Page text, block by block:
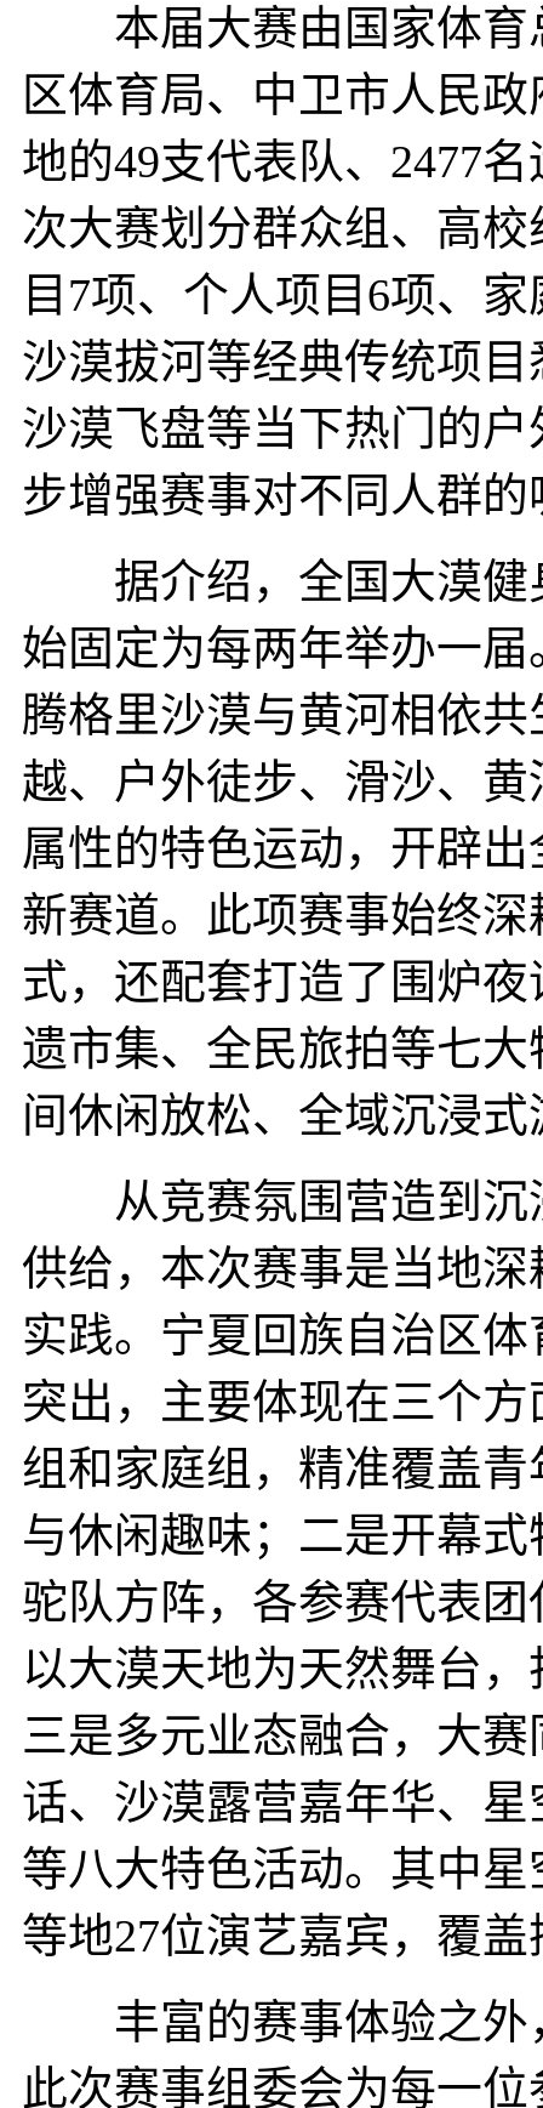
本届大赛由国家体育
区体育局、中卫市人民
地的49支代表队、2477
次大赛划分群众组、高
目7项、个人项目6项、
沙漠拔河等经典传统项
沙漠飞盘等当下热门的
步增强赛事对不同人群的
据介绍，全国大漠健
始固定为每两年举办一
腾格里沙漠与黄河相依
越、户外徒步、滑沙、
属性的特色运动，开辟
新赛道。此项赛事始终
式，还配套打造了围炉
遗市集、全民旅拍等七
间休闲放松、全域沉浸
从竞赛氛围营造到沉
供给，本次赛事是当地
实践。宁夏回族自治区
突出，主要体现在三个
组和家庭组，精准覆盖
与休闲趣味；二是开幕
驼队方阵，各参赛代表
以大漠天地为天然舞台
三是多元业态融合，大
话、沙漠露营嘉年华、
等八大特色活动。其中
等地27位演艺嘉宾，覆
丰富的赛事体验之外
此次赛事组委会为每一